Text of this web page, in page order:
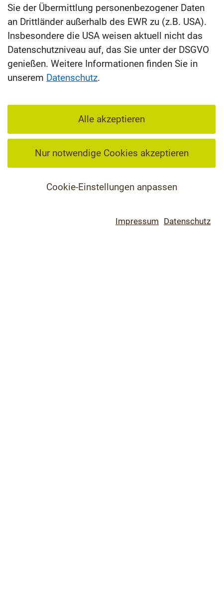
Sie der Übermittlung personenbezogener Daten
an Drittländer außerhalb des EWR zu (z.B. USA).
Insbesondere die USA weisen aktuell nicht das
Datenschutzniveau auf, das Sie unter der DSGVO
genießen. Weitere Informationen finden Sie in
unserem Datenschutz.
Alle akzeptieren
Nur notwendige Cookies akzeptieren
Cookie-Einstellungen anpassen
Impressum Datenschutz